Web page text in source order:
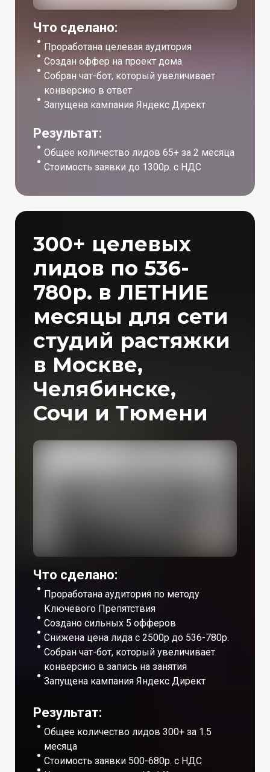
Что сделано:
Проработана целевая аудитория
Создан оффер на проект дома
Собран чат-бот, который увеличивает
конверсию в ответ
Запущена кампания Яндекс Директ
Результат:
Общее количество лидов 65+ за 2 месяца
Стоимость заявки до 1300р. с НДС
300+ целевых
лидов по 536-
780р. в ЛЕТНИЕ
месяцы для сети
студий растяжки
в Москве,
Челябинске,
Сочи и Тюмени
Что сделано:
Проработана аудитория по методу
Ключевого Препятствия
Создано сильных 5 офферов
Снижена цена лида с 2500р до 536-780р.
Собран чат-бот, который увеличивает
конверсию в запись на занятия
Запущена кампания Яндекс Директ
Результат:
Общее количество лидов 300+ за 1.5
месяца
Стоимость заявки 500-680р. с НДС